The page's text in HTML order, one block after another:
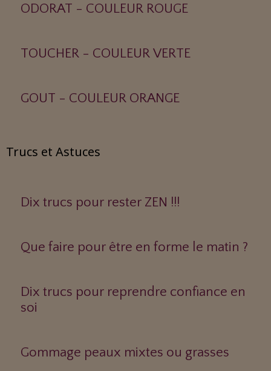
ODORAT - COULEUR ROUGE
TOUCHER - COULEUR VERTE
GOUT - COULEUR ORANGE
Trucs et Astuces
Dix trucs pour rester ZEN !!!
Que faire pour être en forme le matin ?
Dix trucs pour reprendre confiance en
soi
Gommage peaux mixtes ou grasses